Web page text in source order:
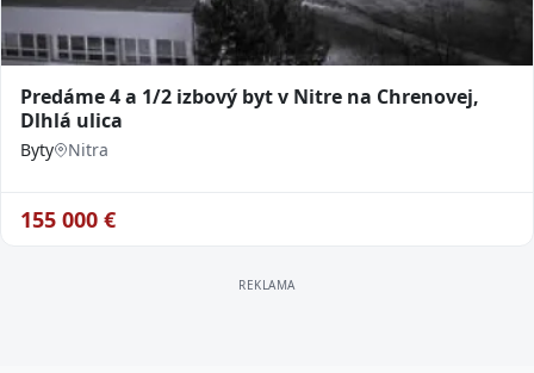
Predáme 4 a 1/2 izbový byt v Nitre na Chrenovej,
Dlhlá ulica
Byty Nitra
155 000 €